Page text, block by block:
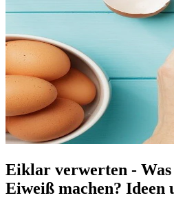
Eiklar verwerten -
Eiweiß machen? Ideen